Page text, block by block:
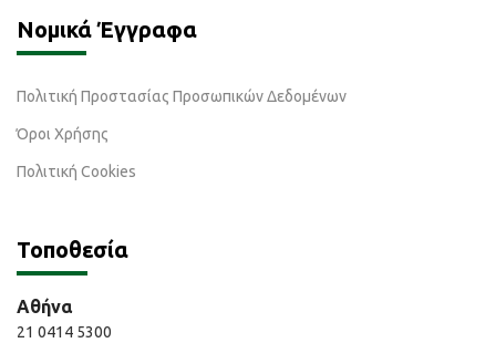
Νομικά Έγγραφα
Πολιτική Προστασίας Προσωπικών Δεδομένων
Όροι Χρήσης
Πολιτική Cookies
Τοποθεσία
Αθήνα
21 0414 5300